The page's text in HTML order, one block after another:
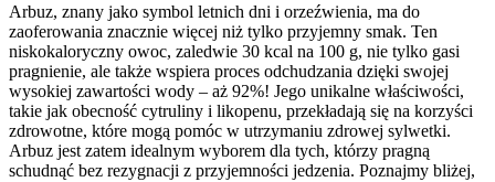
Arbuz, znany jako symbol letnich dni i orzeźwienia, ma do
zaoferowania znacznie więcej niż tylko przyjemny smak. Ten
niskokaloryczny owoc, zaledwie 30 kcal na 100 g, nie tylko gasi
pragnienie, ale także wspiera proces odchudzania dzięki swojej
wysokiej zawartości wody – aż 92%! Jego unikalne właściwości,
takie jak obecność cytruliny i likopenu, przekładają się na korzyści
zdrowotne, które mogą pomóc w utrzymaniu zdrowej sylwetki.
Arbuz jest zatem idealnym wyborem dla tych, którzy pragną
schudnąć bez rezygnacji z przyjemności jedzenia. Poznajmy bliżej,